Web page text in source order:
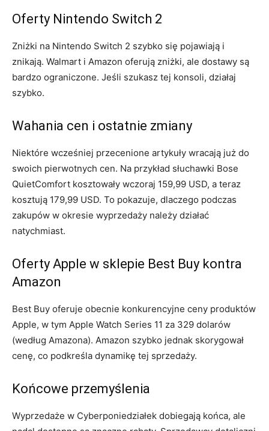
Oferty Nintendo Switch 2
Zniżki na Nintendo Switch 2 szybko się pojawiają i
znikają. Walmart i Amazon oferują zniżki, ale dostawy są
bardzo ograniczone. Jeśli szukasz tej konsoli, działaj
szybko.
Wahania cen i ostatnie zmiany
Niektóre wcześniej przecenione artykuły wracają już do
swoich pierwotnych cen. Na przykład słuchawki Bose
QuietComfort kosztowały wczoraj 159,99 USD, a teraz
kosztują 179,99 USD. To pokazuje, dlaczego podczas
zakupów w okresie wyprzedaży należy działać
natychmiast.
Oferty Apple w sklepie Best Buy kontra
Amazon
Best Buy oferuje obecnie konkurencyjne ceny produktów
Apple, w tym Apple Watch Series 11 za 329 dolarów
(według Amazona). Amazon szybko jednak skorygował
cenę, co podkreśla dynamikę tej sprzedaży.
Końcowe przemyślenia
Wyprzedaże w Cyberponiedziałek dobiegają końca, ale